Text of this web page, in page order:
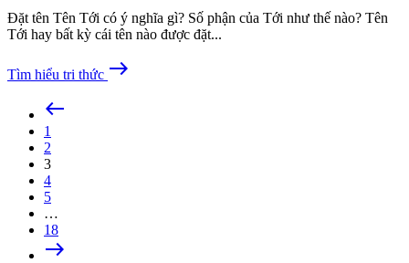
Đặt tên Tên Tới có ý nghĩa gì? Số phận của Tới như thế nào? Tên
Tới hay bất kỳ cái tên nào được đặt...
Tìm hiểu tri thức east
west
1
2
3
4
5
…
18
east